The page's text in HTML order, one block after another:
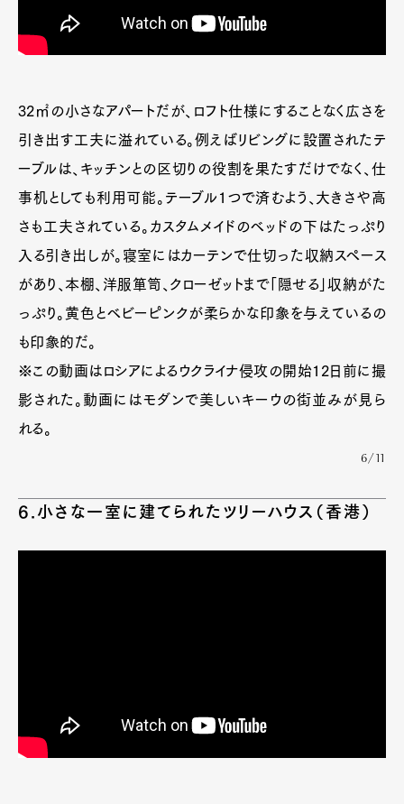
32㎡の小さなアパートだが、ロフト仕様にすることなく広さを
引き出す工夫に溢れている。例えばリビングに設置されたテ
ーブルは、キッチンとの区切りの役割を果たすだけでなく、仕
事机としても利用可能。テーブル1つで済むよう、大きさや高
さも工夫されている。カスタムメイドのベッドの下はたっぷり
入る引き出しが。寝室にはカーテンで仕切った収納スペース
があり、本棚、洋服箪笥、クローゼットまで「隠せる」収納がた
っぷり。黄色とベビーピンクが柔らかな印象を与えているの
も印象的だ。
※この動画はロシアによるウクライナ侵攻の開始12日前に撮
影された。動画にはモダンで美しいキーウの街並みが見ら
れる。
6/11
6.小さな一室に建てられたツリーハウス（香港）